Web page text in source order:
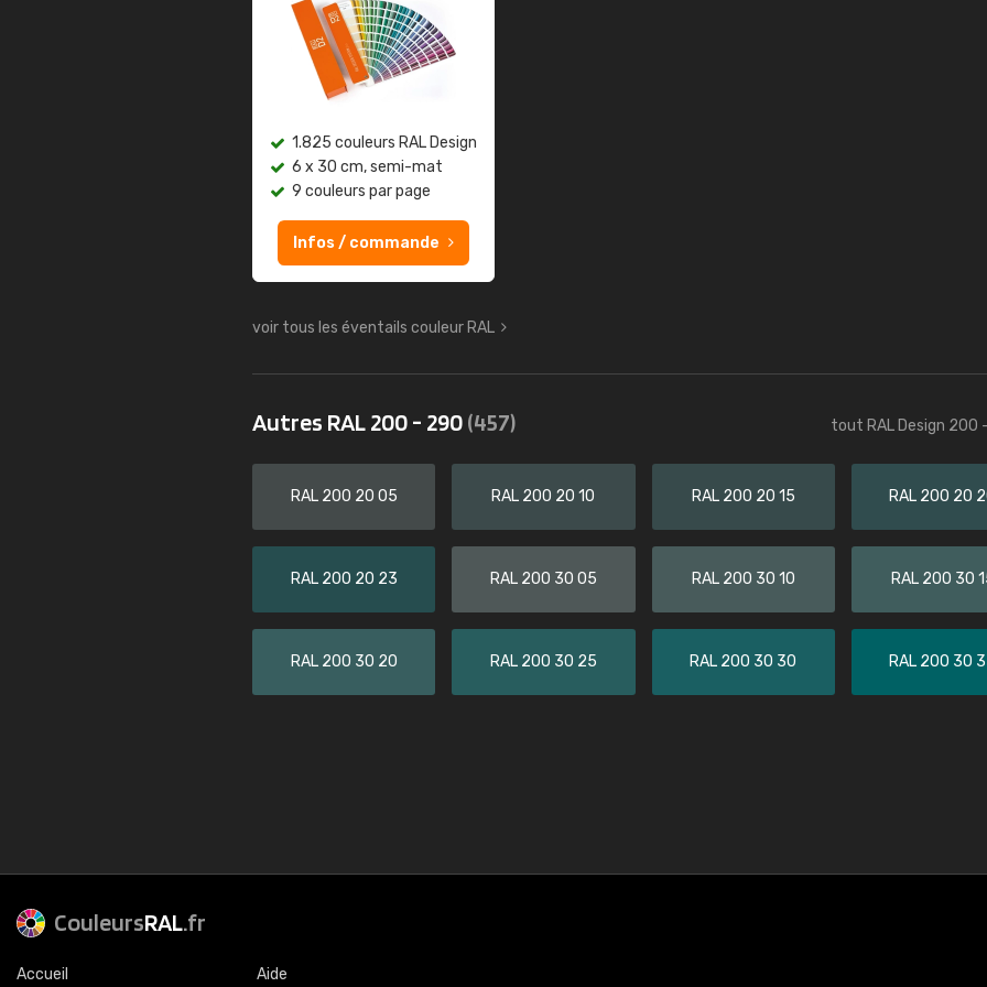
1.825 couleurs RAL Design
6 x 30 cm, semi-mat
9 couleurs par page
Infos / commande
voir tous les éventails couleur RAL
Autres RAL 200 - 290(457) tout RAL Design 200
RAL 200 20 05 RAL 200 20 10 RAL 200 20 15 RAL 200 20
RAL 200 20 23 RAL 200 30 05 RAL 200 30 10 RAL 200 30
RAL 200 30 20 RAL 200 30 25 RAL 200 30 30 RAL 200 30
CouleursRAL.fr
Accueil Aide